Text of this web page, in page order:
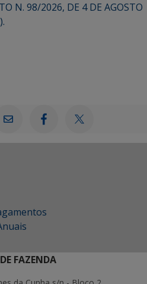
N. 98/2026, DE 4 DE AGOSTO
FAZENDA